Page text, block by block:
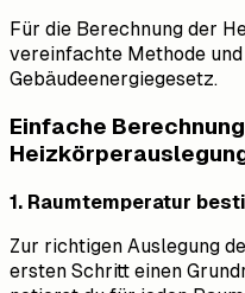
Für die Berechnung der
vereinfachte Methode
Gebäudeenergiegesetz.
Einfache
1. Raumtemperatur
Zur richtigen Auslegung
ersten Schritt einen